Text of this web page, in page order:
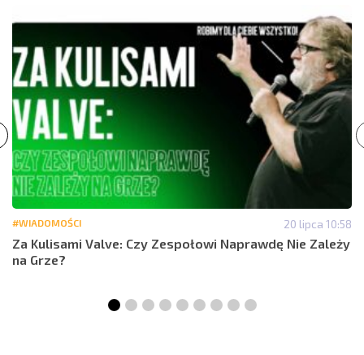
#WIADOMOŚCI 20 lipca 10:58
Za Kulisami Valve: Czy Zespołowi Naprawdę Nie Zależy
na Grze?